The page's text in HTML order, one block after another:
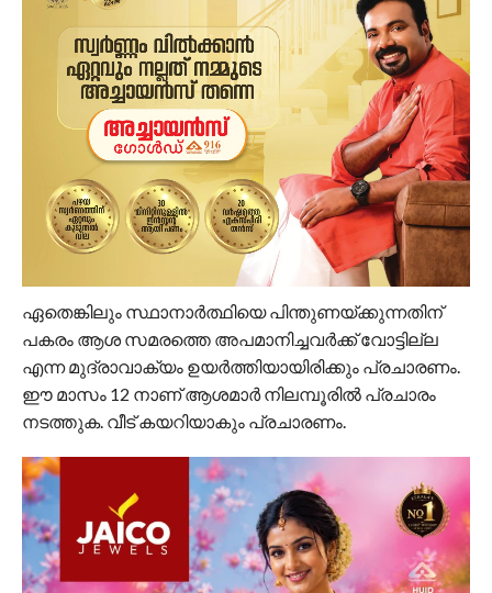
ഏതെങ്കിലും സ്ഥാനാര്‍ത്ഥിയെ പിന്തുണയ്ക്കുന്നതിന്
പകരം ആശ സമരത്തെ അപമാനിച്ചവര്‍ക്ക് വോട്ടില്ല
എന്ന മുദ്രാവാക്യം ഉയര്‍ത്തിയായിരിക്കും പ്രചാരണം.
ഈ മാസം 12 നാണ് ആശമാര്‍ നിലമ്പൂരില്‍ പ്രചാരം
നടത്തുക. വീട് കയറിയാകും പ്രചാരണം.